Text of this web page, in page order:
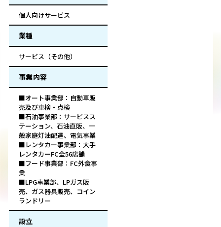
個人向けサービス
業種
サービス（その他）
事業内容
■オート事業部：自動車販
売及び車検・点検
■石油事業部：サービスス
テーション、石油直販、一
般家庭灯油配達、電気事業
■レンタカー事業部：大手
レンタカーFC全56店舗
■フード事業部：FC外食事
業
■LPG事業部、LPガス販
売、ガス器具販売、コイン
ランドリー
設立